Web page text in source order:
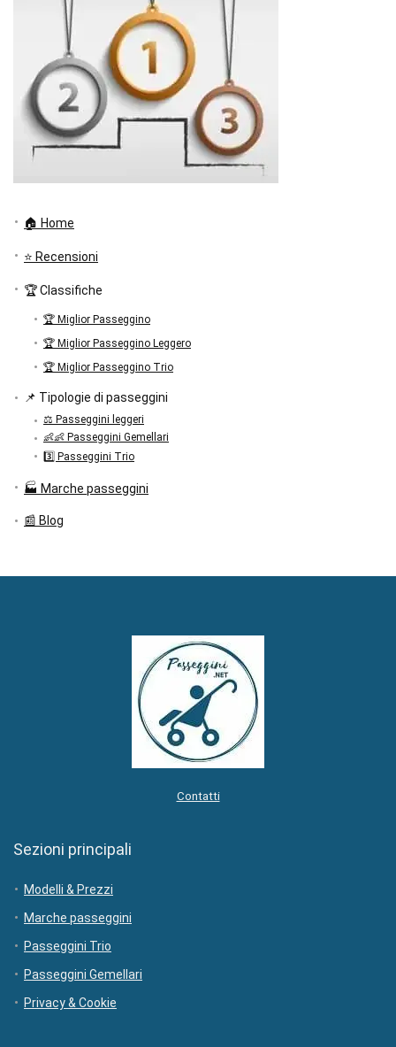
🏠 Home
⭐ Recensioni
🏆 Classifiche
🏆 Miglior Passeggino
🏆 Miglior Passeggino Leggero
🏆 Miglior Passeggino Trio
📌 Tipologie di passeggini
⚖️ Passeggini leggeri
👶👶 Passeggini Gemellari
3️⃣ Passeggini Trio
🏭 Marche passeggini
📰 Blog
Contatti
Sezioni principali
Modelli & Prezzi
Marche passeggini
Passeggini Trio
Passeggini Gemellari
Privacy & Cookie